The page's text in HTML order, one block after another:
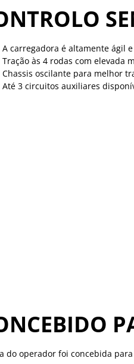
A carregadora é altamente ágil
Tração às 4 rodas com elevada
Chassis oscilante para melhor
Até 3 circuitos auxiliares
do operador foi concebida